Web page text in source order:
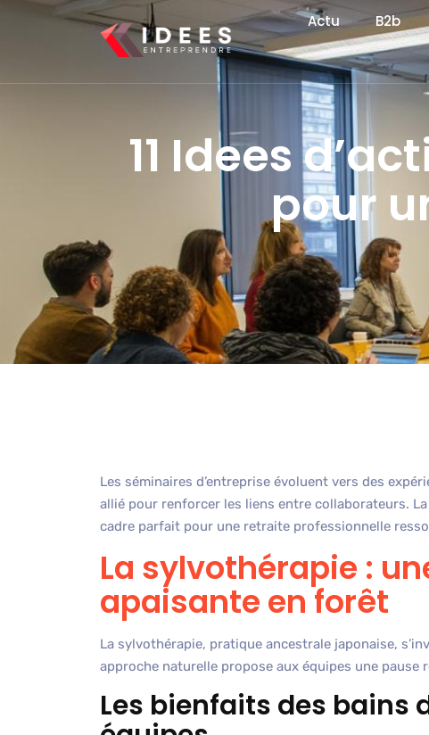
Actu B2b
11 Idees
pour
Les séminaires d’entreprise évoluent vers des
allié pour renforcer les liens entre collaborateurs.
cadre parfait pour une retraite professionnelle
La sylvothérapie :
apaisante en forêt
La sylvothérapie, pratique ancestrale japonaise,
approche naturelle propose aux équipes une
Les bienfaits des bains